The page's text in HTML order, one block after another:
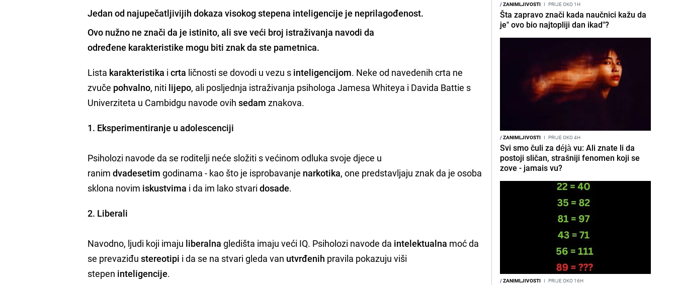
Jedan od najupečatljivijih dokaza visokog stepena inteligencije je neprilagođenost.
Ovo nužno ne znači da je istinito, ali sve veći broj istraživanja navodi da
određene karakteristike mogu biti znak da ste pametnica.
Lista karakteristika icrta ličnosti se dovodi u vezu s inteligencijom. Neke od navedenih crta ne
zvuče pohvalno, niti lijepo, ali posljednja istraživanja psihologa Jamesa Whiteya i Davida Battie s
Univerziteta u Cambidgu navode ovihsedamznakova.
1. Eksperimentiranje u adolescenciji
Psiholozi navode da se roditelji neće složiti s većinom odluka svoje djece u
ranimdvadesetimgodinama - kao što je isprobavanje narkotika, one predstavljaju znak da je osoba
sklona novim iskustvima i da im lako stvaridosade.
2. Liberali
Navodno, ljudi koji imaju liberalnagledišta imaju veći IQ. Psiholozi navode da intelektualna moć da
se prevaziđustereotipi i da se na stvari gleda van utvrđenih pravila pokazuju viši
stepen inteligencije.
/ZANIMLJIVOSTI I PRIJE OKO 1H
Šta zapravo znači kada naučnici kažu da
je" ovo bio najtopliji dan ikad"?
/ZANIMLJIVOSTI I PRIJE OKO 4H
Svi smo čuli za déjà vu: Ali znate li da
postoji sličan, strašniji fenomen koji se
zove - jamais vu?
/ZANIMLJIVOSTI I PRIJE OKO 16H